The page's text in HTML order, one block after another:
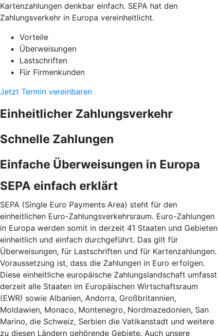
Kartenzahlungen denkbar einfach. SEPA hat den
Zahlungsverkehr in Europa vereinheitlicht.
Vorteile
Überweisungen
Lastschriften
Für Firmenkunden
Jetzt Termin vereinbaren
Einheitlicher Zahlungsverkehr
Schnelle Zahlungen
Einfache Überweisungen in Europa
SEPA einfach erklärt
SEPA (Single Euro Payments Area) steht für den
einheitlichen Euro-Zahlungsverkehrsraum. Euro-Zahlungen
in Europa werden somit in derzeit 41 Staaten und Gebieten
einheitlich und einfach durchgeführt. Das gilt für
Überweisungen, für Lastschriften und für Kartenzahlungen.
Voraussetzung ist, dass die Zahlungen in Euro erfolgen.
Diese einheitliche europäische Zahlungslandschaft umfasst
derzeit alle Staaten im Europäischen Wirtschaftsraum
(EWR) sowie Albanien, Andorra, Großbritannien,
Moldawien, Monaco, Montenegro, Nordmazedonien, San
Marino, die Schweiz, Serbien die Vatikanstadt und weitere
zu diesen Ländern gehörende Gebiete. Auch unsere